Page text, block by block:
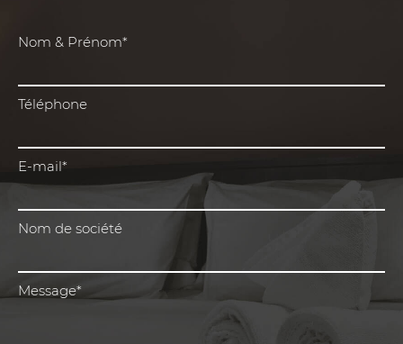
Nom & Prénom*
Téléphone
E-mail*
Nom de société
Message*